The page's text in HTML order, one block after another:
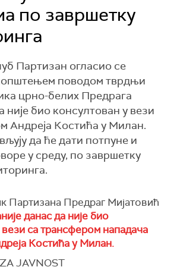
по завршетку
Партизан огласио се
поводом тврдњи
црно-белих Предрага
није био консултован у вези
Андреја Костића у Милан.
да ће дати потпуне и
у среду, по завршетку
Партизана Предраг Мијатовић
данас да није био
са трансфером нападача
Костића у Милан.
JAVNOST